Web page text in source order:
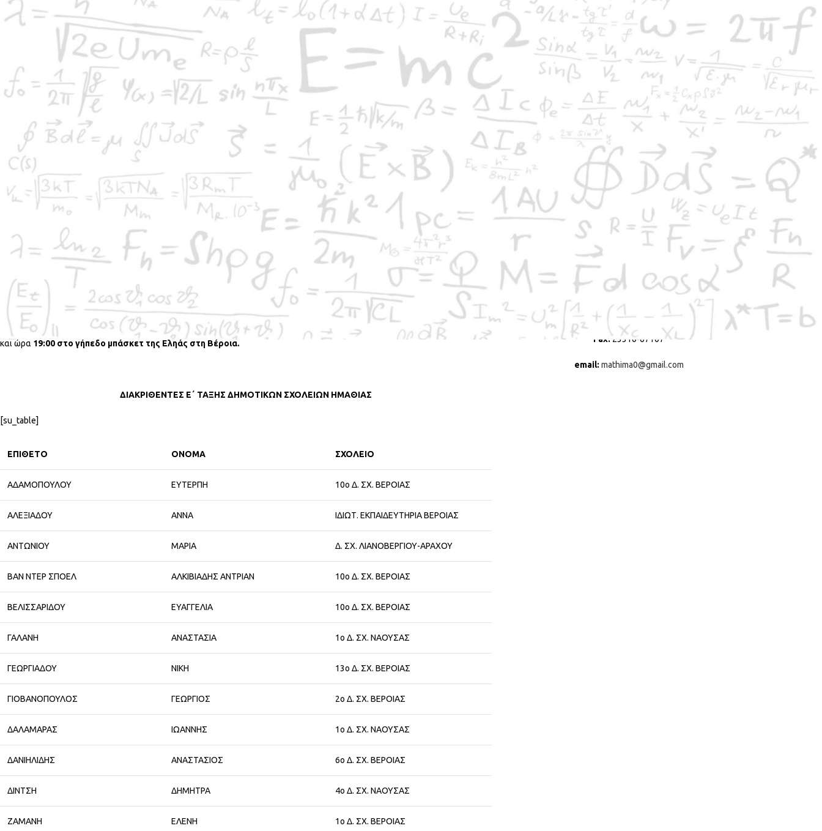
προηγούμενα διακριθεί στον 10ο Μαθητικό Διαγωνισμό στα Μαθηματικά «Παιχνίδι και Μαθηματικά», που
πραγματοποιήθηκε στο πλαίσιο του περιοδικού «Ο Μικρός Ευκλείδης» που εκδίδει η Ε.Μ.Ε. και διεξήχθη υπό την αιγίδα του
Υπουργείου Παιδείας στις 4 Μαρτίου 2016.
Ο Ημαθιώτικος Μαθηματικός Διαγωνισμός συνδιοργανώθηκε από το Παράρτημα Ημαθίας της Ε.Μ.Ε. και τη Διεύθυνση
Πρωτοβάθμιας Εκπαίδευσης Ημαθίας σε τρία εξεταστικά κέντρα σε Βέροια, Νάουσα και Αλεξάνδρεια.
Ευχαριστούμε τους εθελοντές εκπαιδευτικούς που στήριξαν τον διαγωνισμό, τους επιτηρητές, την Επιτροπή Επιλογής
Θεμάτων, τους προέδρους των Εξεταστικών Κέντρων, τη Διευθύντρια του 4ου Δημ. Σχολείου Βέροιας κα. Κουκουρίκου
Αρίστη, και τους διευθυντές του 1ου Δημ. Σχολείου Νάουσας κ. Αθανάσιο Δόδη και του 1ου Δημ. Σχολείου Αλεξάνδρειας κ.
Στάθη Γεωργιάδη για την φιλοξενία του διαγωνισμού στα σχολεία τους. Με πρωτοβουλία του Παραρτήματος Πιερίας της
ΕΜΕ στον διαγωνισμό πήραν μέρος και μαθητές από την Πιερία.
Συγχαίρουμε όλους τους συμμετέχοντες μαθητές και ιδιαίτερα τους 100 μαθητές της Ημαθίας και 42 της Πιερίας, οι οποίοι
πέτυχαν την αρτιότερη επίλυση των θεμάτων του Διαγωνισμού.
Καλούμε όλους τους μαθητές να συνεχίσουν τις προσπάθειές τους και το όμορφο αυτό μαθηματικό ταξίδι που μόλις
ξεκίνησαν. Η Μαθηματική Εταιρεία είναι δίπλα τους με τις εκδόσεις της (Μικρός Ευκλείδης για το δημοτικό σχολείο και
Ευκλείδης Α΄ για το γυμνάσιο), με μαθήματα προετοιμασίας για τους μαθηματικούς διαγωνισμούς, τα οποία
πραγματοποιούμε σε Βέροια, Νάουσα και Αλεξάνδρεια και μετο 10ο Πανελλήνιο Μαθηματικό Καλοκαιρινό Σχολείοπου θα
31 Ιουλίουέως 6 Αυγούστου 2016στον Άγιο Νικόλαο της Νάουσας. Για περισσότερες πληροφορίες μπορούν οι
ενδιαφερόμενοι να επισκεφθούν τα γραφεία της ΕΜΕ Ημαθίας, την ιστοσελίδα των Μαθηματικών Καλοκαιρινών Σχολείων
mathsummerschool.emeimathias.gr καθώς και τη σελίδα «ΕΜΕ Ημαθίας»στο facebook.
Οι μαθητές από την Ημαθία, που διακρίθηκαν στον 10ο διαγωνισμό «Παιχνίδι και Μαθηματικά» ή στον 4ο Ημαθιώτικο
διαγωνισμό «Παιχνίδι και Μαθηματικά», θα βραβευτούν σε εκδήλωση που θα πραγματοποιηθεί το
Σάββατο 11 Ιουνίου 2016
και ώρα 19:00 στο γήπεδο μπάσκετ της Εληάς στη Βέροια.
ΔΙΑΚΡΙΘΕΝΤΕΣ Ε΄ ΤΑΞΗΣ ΔΗΜΟΤΙΚΩΝ ΣΧΟΛΕΙΩΝ ΗΜΑΘΙΑΣ
[su_table]
ΕΠΙΘΕΤΟ ΟΝΟΜΑ ΣΧΟΛΕΙΟ
ΑΔΑΜΟΠΟΥΛΟΥ ΕΥΤΕΡΠΗ 10ο Δ. ΣΧ. ΒΕΡΟΙΑΣ
ΑΛΕΞΙΑΔΟΥ ΑΝΝΑ ΙΔΙΩΤ. ΕΚΠΑΙΔΕΥΤΗΡΙΑ ΒΕΡΟΙΑΣ
ΑΝΤΩΝΙΟΥ ΜΑΡΙΑ Δ. ΣΧ. ΛΙΑΝΟΒΕΡΓΙΟΥ-ΑΡΑΧΟΥ
ΒΑΝ ΝΤΕΡ ΣΠΟΕΛ ΑΛΚΙΒΙΑΔΗΣ ΑΝΤΡΙΑN 10ο Δ. ΣΧ. ΒΕΡΟΙΑΣ
ΒΕΛΙΣΣΑΡΙΔΟΥ ΕΥΑΓΓΕΛΙΑ 10ο Δ. ΣΧ. ΒΕΡΟΙΑΣ
ΓΑΛΑΝΗ ΑΝΑΣΤΑΣΙΑ 1ο Δ. ΣΧ. ΝΑΟΥΣΑΣ
ΓΕΩΡΓΙΑΔΟΥ ΝΙΚΗ 13ο Δ. ΣΧ. ΒΕΡΟΙΑΣ
ΓΙΟΒΑΝΟΠΟΥΛΟΣ ΓΕΩΡΓΙΟΣ 2ο Δ. ΣΧ. ΒΕΡΟΙΑΣ
ΔΑΛΑΜΑΡΑΣ ΙΩΑΝΝΗΣ 1ο Δ. ΣΧ. ΝΑΟΥΣΑΣ
ΔΑΝΙΗΛΙΔΗΣ ΑΝΑΣΤΑΣΙΟΣ 6ο Δ. ΣΧ. ΒΕΡΟΙΑΣ
ΔΙΝΤΣΗ ΔΗΜΗΤΡΑ 4ο Δ. ΣΧ. ΝΑΟΥΣΑΣ
ΖΑΜΑΝΗ ΕΛΕΝΗ 1ο Δ. ΣΧ. ΒΕΡΟΙΑΣ
Τα ίχνη του ποδήλατου
Ένα ωραίο μαθηματικό παζλ, που ο καθένας
μπορεί να καταλάβει, είναι να καθοριστεί η
κατεύθυνση ενός ποδηλάτου όταν μπορούμε
Ελληνική Μαθηματική Εταιρεία
Παράρτημα Ν. Ημαθίας
Διεύθυνση:
Ολγάνου 19
ΤΚ:
Τηλέφωνο:23310-67107
Fax: 23310-67107
email: mathima0@gmail.com